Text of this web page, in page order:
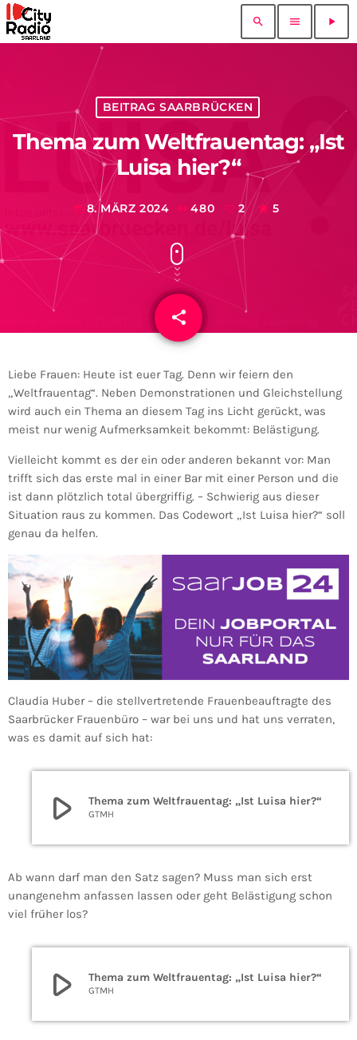
search menu play_arrow
BEITRAG SAARBRÜCKEN
Thema zum Weltfrauentag: „Ist
Luisa hier?“
today 8. MÄRZ 2024 480 2 5
share
email
Liebe Frauen: Heute ist euer Tag. Denn wir feiern den
„Weltfrauentag“. Neben Demonstrationen und Gleichstellung
wird auch ein Thema an diesem Tag ins Licht gerückt, was
meist nur wenig Aufmerksamkeit bekommt: Belästigung.
Vielleicht kommt es der ein oder anderen bekannt vor: Man
trifft sich das erste mal in einer Bar mit einer Person und die
ist dann plötzlich total übergriffig. – Schwierig aus dieser
Situation raus zu kommen. Das Codewort „Ist Luisa hier?“ soll
genau da helfen.
Claudia Huber – die stellvertretende Frauenbeauftragte des
Saarbrücker Frauenbüro – war bei uns und hat uns verraten,
was es damit auf sich hat:
play_arrow Thema zum Weltfrauentag: „Ist Luisa hier?“
GTMH
Ab wann darf man den Satz sagen? Muss man sich erst
unangenehm anfassen lassen oder geht Belästigung schon
viel früher los?
play_arrow Thema zum Weltfrauentag: „Ist Luisa hier?“
GTMH